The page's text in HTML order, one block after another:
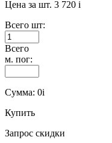
Цена за шт. 3 720 i
Всего шт:
Всего
м. пог:
Сумма: 0i
Купить
Запрос скидки